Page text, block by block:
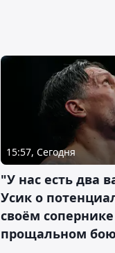
15:57, Сегодня
"У нас есть два
Усик о
своём
прощальном